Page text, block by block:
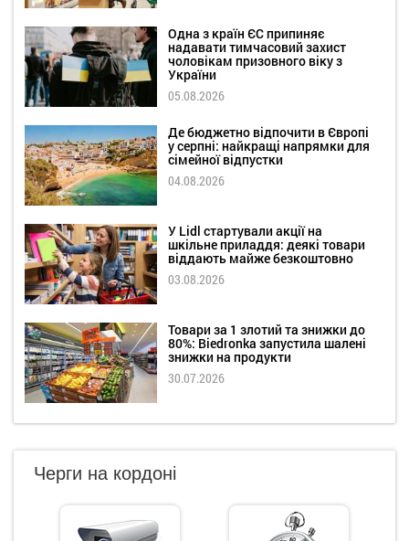
Одна з країн ЄС припиняє
надавати тимчасовий захист
чоловікам призовного віку з
України
05.08.2026
Де бюджетно відпочити в Європі
у серпні: найкращі напрямки для
сімейної відпустки
04.08.2026
У Lidl стартували акції на
шкільне приладдя: деякі товари
віддають майже безкоштовно
03.08.2026
Товари за 1 злотий та знижки до
80%: Biedronka запустила шалені
знижки на продукти
30.07.2026
Черги на кордоні